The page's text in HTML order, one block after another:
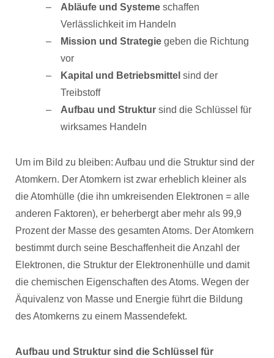
Abläufe und Systeme schaffen
Verlässlichkeit im Handeln
Mission und Strategie geben die Richtung
vor
Kapital und Betriebsmittel sind der
Treibstoff
Aufbau und Struktur sind die Schlüssel für
wirksames Handeln
Um im Bild zu bleiben: Aufbau und die Struktur sind der
Atomkern. Der Atomkern ist zwar erheblich kleiner als
die Atomhülle (die ihn umkreisenden Elektronen = alle
anderen Faktoren), er beherbergt aber mehr als 99,9
Prozent der Masse des gesamten Atoms. Der Atomkern
bestimmt durch seine Beschaffenheit die Anzahl der
Elektronen, die Struktur der Elektronenhülle und damit
die chemischen Eigenschaften des Atoms. Wegen der
Äquivalenz von Masse und Energie führt die Bildung
des Atomkerns zu einem Massendefekt.
Aufbau und Struktur sind die Schlüssel für